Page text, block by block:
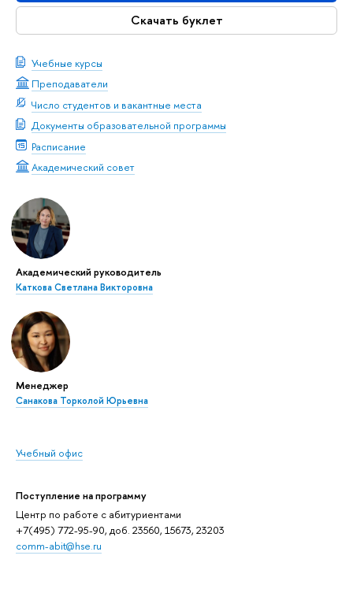
Скачать буклет
Учебные курсы
Преподаватели
Число студентов и вакантные места
Документы образовательной программы
Расписание
Академический совет
Академический руководитель
Каткова Светлана Викторовна
Менеджер
Санакова Торколой Юрьевна
Учебный офис
Поступление на программу
Центр по работе с абитуриентами
+7(495) 772-95-90, доб. 23560, 15673, 23203
comm-abit@hse.ru